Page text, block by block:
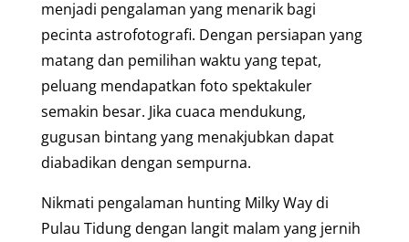
menjadi pengalaman yang menarik bagi
pecinta astrofotografi. Dengan persiapan yang
matang dan pemilihan waktu yang tepat,
peluang mendapatkan foto spektakuler
semakin besar. Jika cuaca mendukung,
gugusan bintang yang menakjubkan dapat
diabadikan dengan sempurna.
Nikmati pengalaman hunting Milky Way di
Pulau Tidung dengan langit malam yang jernih